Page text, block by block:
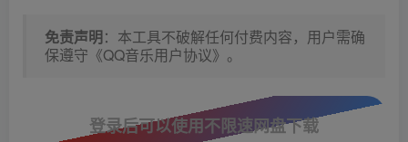
免责声明​：本工具不破解任何付费内容，用户需确
保遵守《QQ音乐用户协议》。
登录后可以使用不限速网盘下载